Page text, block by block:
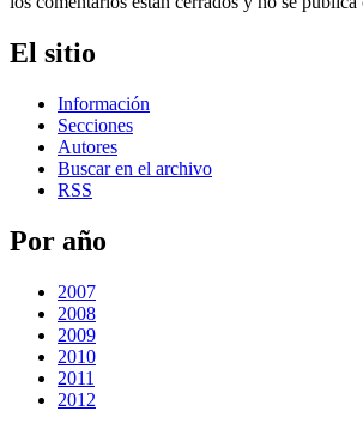
El sitio
Información
Secciones
Autores
Buscar en el archivo
RSS
Por año
2007
2008
2009
2010
2011
2012